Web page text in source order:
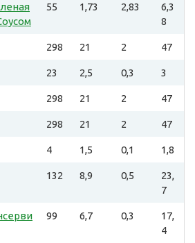
55 1,73 2,83
6,3
8
298 21 2 47
23 2,5 0,3 3
298 21 2 47
298 21 2 47
4 1,5 0,1 1,8
132 8,9 0,5
23,
7
99 6,7 0,3
17,
4